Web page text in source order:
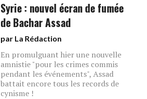
Syrie : nouvel écran de fumée
de Bachar Assad
par La Rédaction
En promulguant hier une nouvelle
amnistie "pour les crimes commis
pendant les événements", Assad
battait encore tous les records de
cynisme !